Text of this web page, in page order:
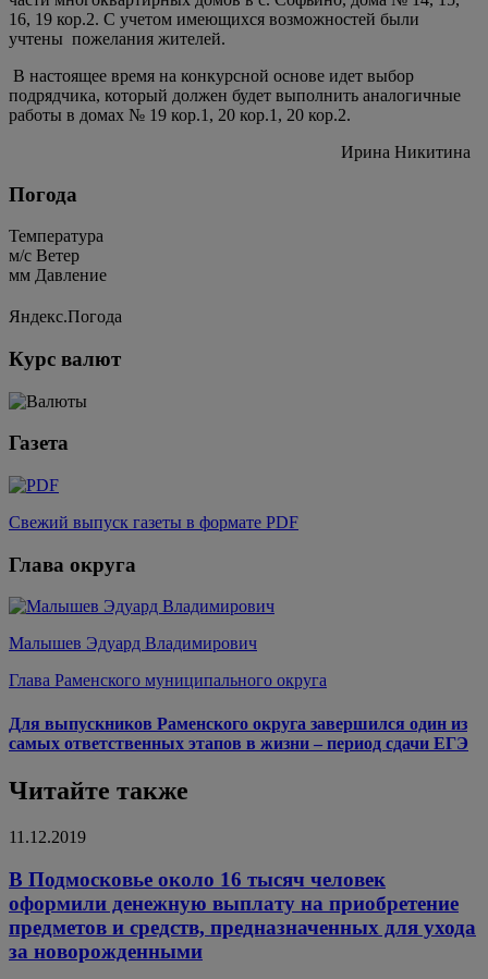
16, 19 кор.2. С учетом имеющихся возможностей были
учтены пожелания жителей.
В настоящее время на конкурсной основе идет выбор
подрядчика, который должен будет выполнить аналогичные
работы в домах № 19 кор.1, 20 кор.1, 20 кор.2.
Ирина Никитина
Погода
Температура
м/c Ветер
мм Давление
Яндекс.Погода
Курс валют
Газета
Свежий выпуск газеты в формате PDF
Глава округа
Малышев Эдуард Владимирович
Глава Раменского муниципального округа
Для выпускников Раменского округа завершился один из
самых ответственных этапов в жизни – период сдачи ЕГЭ
Читайте также
11.12.2019
В Подмосковье около 16 тысяч человек
оформили денежную выплату на приобретение
предметов и средств, предназначенных для ухода
за новорожденными